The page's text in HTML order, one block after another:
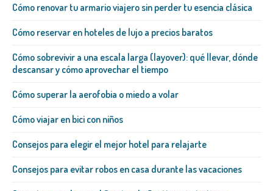
Cómo renovar tu armario viajero sin perder tu esencia clásica
Cómo reservar en hoteles de lujo a precios baratos
Cómo sobrevivir a una escala larga (layover): qué llevar, dónde
descansar y cómo aprovechar el tiempo
Cómo superar la aerofobia o miedo a volar
Cómo viajar en bici con niños
Consejos para elegir el mejor hotel para relajarte
Consejos para evitar robos en casa durante las vacaciones